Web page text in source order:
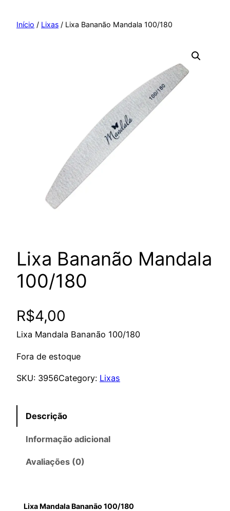
paraInício / Lixas / Lixa Bananão Mandala 100/180
Lixa Bananão Mandala
100/180
R$4,00
Lixa Mandala Bananão 100/180
Fora de estoque
SKU: 3956Category: Lixas
Descrição
Informação adicional
Avaliações (0)
Lixa Mandala Bananão 100/180